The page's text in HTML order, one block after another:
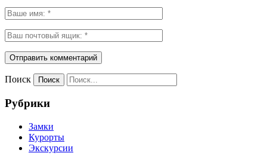
Поиск
Рубрики
Замки
Курорты
Экскурсии